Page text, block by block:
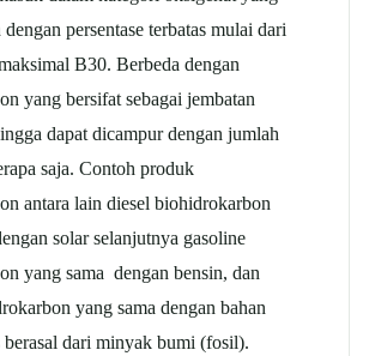
persentase terbatas mulai dari
B30. Berbeda dengan
yang bersifat sebagai jembatan
dapat dicampur dengan jumlah
saja. Contoh produk
antara lain diesel biohidrokarbon
solar selanjutnya gasoline
yang sama dengan bensin, dan
yang sama dengan bahan
berasal dari minyak bumi (fosil).